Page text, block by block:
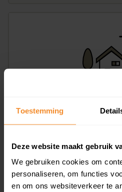
Toestemming
Deze website maakt gebruik
We gebruiken cookies om
personaliseren, om functies
en om ons websiteverkeer te
235 m2